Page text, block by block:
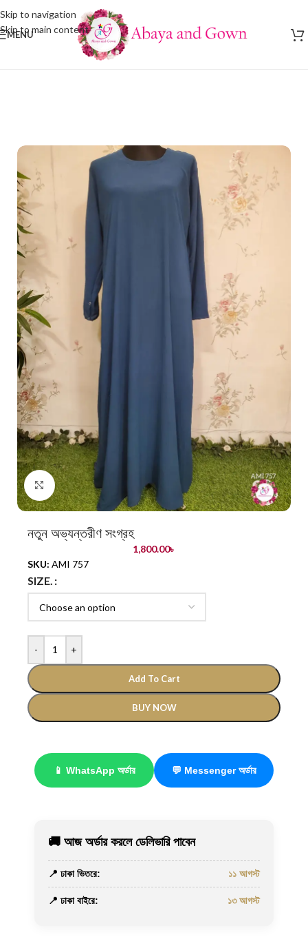
Skip to navigation
Skip to main content
MENU
Click to enlarge
নতুন অভ্যন্তরীণ সংগ্রহ
1,800.00৳
SKU: AMI 757
SIZE.
- +
Add To Cart
BUY NOW
📱 WhatsApp অর্ডার 💬 Messenger অর্ডার
🚚 আজ অর্ডার করলে ডেলিভারি পাবেন
📍 ঢাকা ভিতরে: ১১ আগস্ট
📍 ঢাকা বাইরে: ১৩ আগস্ট